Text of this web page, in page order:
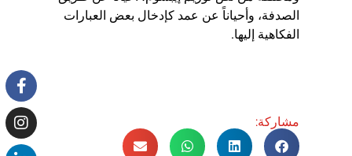
الصدفة، وأحياناً عن عمد كإدخال بعض العبارات
الفكاهية إليها.
مشاركة: